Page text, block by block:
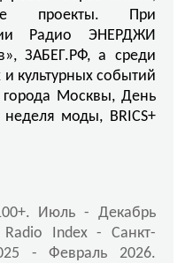
проекты. При
Радио ЭНЕРДЖИ
ЗАБЕГ.РФ, а среди
культурных событий
Москвы, День
моды, BRICS+
Июль - Декабрь
Index - Санкт-
- Февраль 2026.